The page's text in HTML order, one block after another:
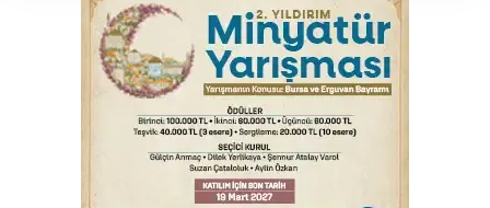
İnegöl’de yangın paniği! Apartmana
sıçrayan alevler söndürüldü
Elektrik akımına kapılan işçi hayatını
kaybetti